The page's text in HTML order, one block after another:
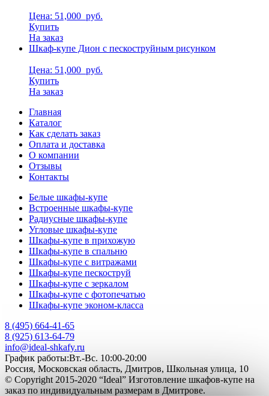
Цена: 51,000 руб.
Купить
На заказ
Шкаф-купе Дион с пескоструйным рисунком
Цена: 51,000 руб.
Купить
На заказ
Главная
Каталог
Как сделать заказ
Оплата и доставка
О компании
Отзывы
Контакты
Белые шкафы-купе
Встроенные шкафы-купе
Радиусные шкафы-купе
Угловые шкафы-купе
Шкафы-купе в прихожую
Шкафы-купе в спальню
Шкафы-купе с витражами
Шкафы-купе пескоструй
Шкафы-купе с зеркалом
Шкафы-купе с фотопечатью
Шкафы-купе эконом-класса
8 (495) 664-41-65
8 (925) 613-64-79
info@ideal-shkafy.ru
График работы:Вт.-Вс. 10:00-20:00
Россия, Московская область, Дмитров, Школьная улица, 10
© Copyright 2015-2020 “Ideal” Изготовление шкафов-купе на
заказ по индивидуальным размерам в Дмитрове.